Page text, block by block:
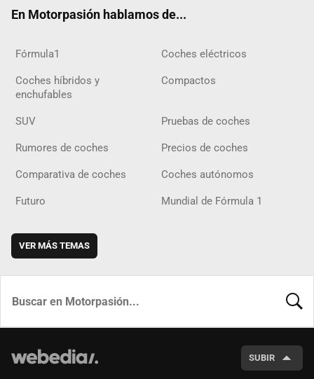
En Motorpasión hablamos de...
Fórmula1 Coches eléctricos
Coches híbridos y
enchufables
Compactos
SUV Pruebas de coches
Rumores de coches Precios de coches
Comparativa de coches Coches autónomos
Futuro Mundial de Fórmula 1
VER MÁS TEMAS
SUBIR